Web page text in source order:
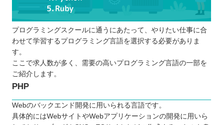
プログラミングスクールに通うにあたって、やりたい仕事に合
わせて学習するプログラミング言語を選択する必要がありま
す。
ここで求人数が多く、需要の高いプログラミング言語の一部を
ご紹介します。
PHP
Webのバックエンド開発に用いられる言語です。
具体的にはWebサイトやWebアプリケーションの開発に用いら